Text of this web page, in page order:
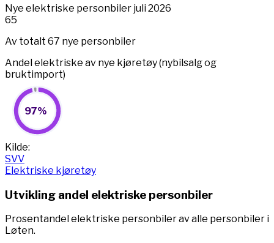
End of interactive chart.
Nye elektriske personbiler juli 2026
65
Av totalt 67 nye personbiler
Andel elektriske av nye kjøretøy (nybilsalg og
bruktimport)
97%
Pie chart with 2 slices.
View as data table, 97%
97%
End of interactive chart.
Kilde:
SVV
Elektriske kjøretøy
Utvikling andel elektriske personbiler
Prosentandel elektriske personbiler av alle personbiler i
Løten.